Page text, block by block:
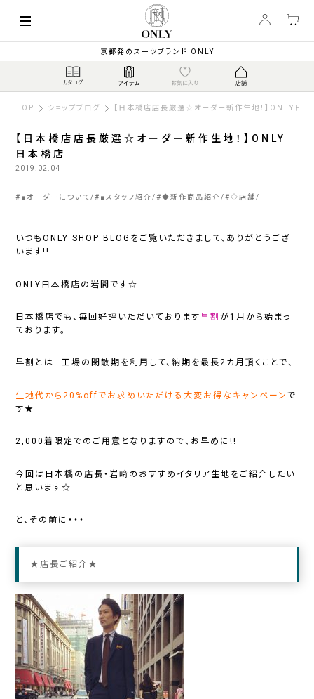
京都発のスーツブランド ONLY
TOP ショップブログ 【日本橋店店長厳選☆オーダー新作生地！】ONLY日本
【日本橋店店長厳選☆オーダー新作生地！】ONLY
日本橋店
2019.02.04 |
# ■オーダーについて # ■スタッフ紹介 #◆新作商品紹介 #◇店舗
いつもONLY SHOP BLOGをご覧いただきまして、ありがとうござ
います!!
ONLY日本橋店の岩間です☆
日本橋店でも、毎回好評いただいております 早割が1月から始まっ
ております。
早割とは…工場の閑散期を利用して、納期を最長2カ月頂くことで、
生地代から20%offでお求めいただける大変お得なキャンペーンで
す★
2,000着限定でのご用意となりますので、お早めに!!
今回は日本橋の店長・岩﨑のおすすめイタリア生地をご紹介したい
と思います☆
と、その前に・・・
★店長ご紹介★